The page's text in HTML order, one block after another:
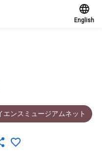
English
エンスミュージアムネット